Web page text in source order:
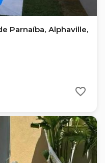
Parnaíba, Alphaville,